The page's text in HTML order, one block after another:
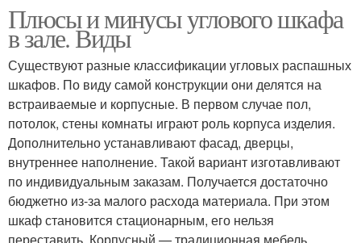
Плюсы и минусы углового шкафа
в зале. Виды
Существуют разные классификации угловых распашных
шкафов. По виду самой конструкции они делятся на
встраиваемые и корпусные. В первом случае пол,
потолок, стены комнаты играют роль корпуса изделия.
Дополнительно устанавливают фасад, дверцы,
внутреннее наполнение. Такой вариант изготавливают
по индивидуальным заказам. Получается достаточно
бюджетно из-за малого расхода материала. При этом
шкаф становится стационарным, его нельзя